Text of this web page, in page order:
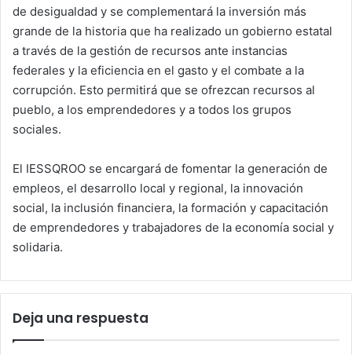
de desigualdad y se complementará la inversión más
grande de la historia que ha realizado un gobierno estatal
a través de la gestión de recursos ante instancias
federales y la eficiencia en el gasto y el combate a la
corrupción. Esto permitirá que se ofrezcan recursos al
pueblo, a los emprendedores y a todos los grupos
sociales.
El IESSQROO se encargará de fomentar la generación de
empleos, el desarrollo local y regional, la innovación
social, la inclusión financiera, la formación y capacitación
de emprendedores y trabajadores de la economía social y
solidaria.
Deja una respuesta